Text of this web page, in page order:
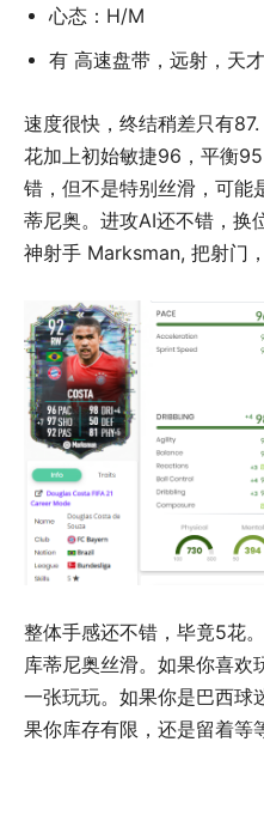
心态：H/M
有 高速盘带，远射，天
速度很快，终结稍差只有
花加上初始敏捷96，平衡
错，但不是特别丝滑，可能
蒂尼奥。进攻AI还不错，换
神射手 Marksman, 把射门
整体手感还不错，毕竟5花
库蒂尼奥丝滑。如果你喜欢
一张玩玩。如果你是巴西球
果你库存有限，还是留着等